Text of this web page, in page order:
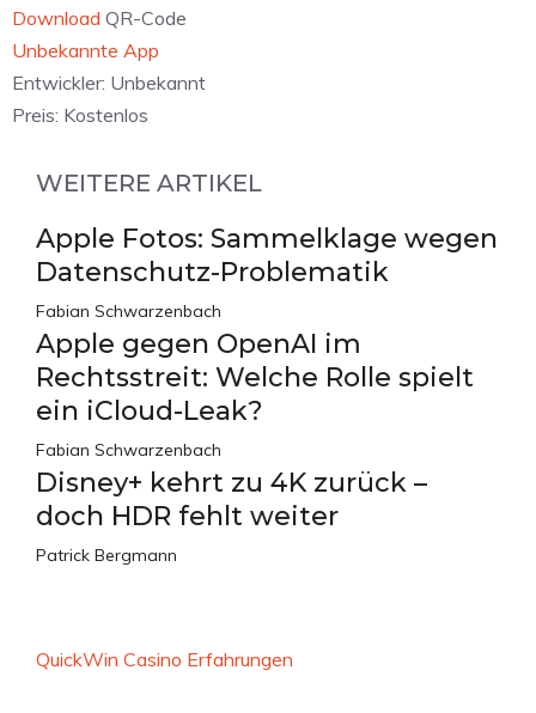
Download QR-Code
Unbekannte App
Entwickler: Unbekannt
Preis: Kostenlos
WEITERE ARTIKEL
Apple Fotos: Sammelklage wegen
Datenschutz-Problematik
Fabian Schwarzenbach
Apple gegen OpenAI im
Rechtsstreit: Welche Rolle spielt
ein iCloud-Leak?
Fabian Schwarzenbach
Disney+ kehrt zu 4K zurück –
doch HDR fehlt weiter
Patrick Bergmann
QuickWin Casino Erfahrungen